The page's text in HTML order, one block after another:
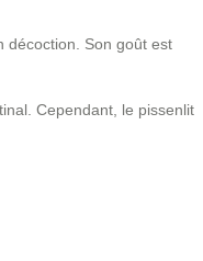
décoction. Son goût est
Cependant, le pissenlit